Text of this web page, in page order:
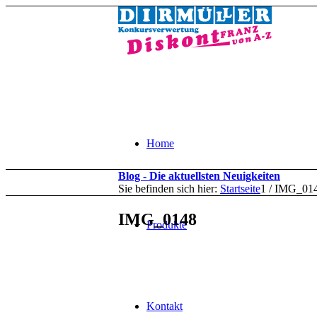
Home
Produkte
Kontakt
Blog - Die aktuellsten Neuigkeiten
Sie befinden sich hier: Startseite1 /
IMG_0148